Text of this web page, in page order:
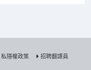
私隱權政策 招聘翻譯員